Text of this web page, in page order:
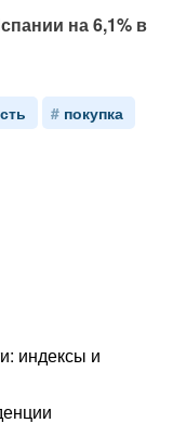
на 6,1% в
покупка
индексы и